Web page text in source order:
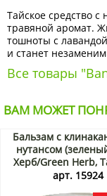
Тайское средство
травяной аромат.
тошноты с
и станет
Все товары
ВАМ МОЖЕТ
Бальзам с
нутансом
Херб/Green Herb,
20 г Акция
арт. 15924